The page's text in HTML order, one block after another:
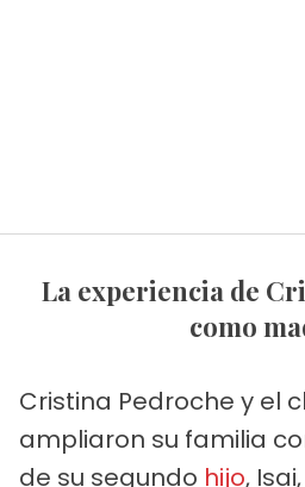
La experiencia de Cristina Pedroche
como
Cristina Pedroche y el
ampliaron su familia
de su segundo hijo,